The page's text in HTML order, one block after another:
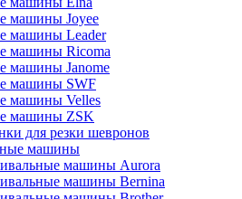
машины Joyee
машины Leader
машины Ricoma
машины Janome
машины SWF
машины Velles
машины ZSK
для резки шевронов
машины
машины Aurora
машины Bernina